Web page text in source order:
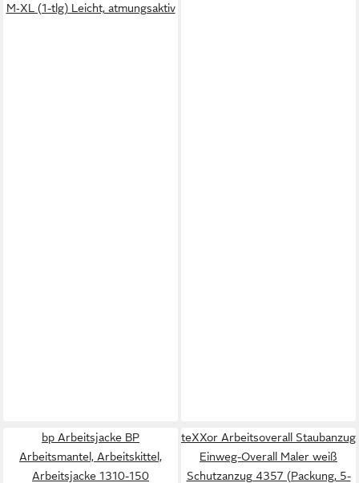
M‑XL (1-tlg) Leicht, atmungsaktiv
bp Arbeitsjacke BP
Arbeitsmantel, Arbeitskittel,
Arbeitsjacke 1310-150
teXXor Arbeitsoverall Staubanzug
Einweg-Overall Maler weiß
Schutzanzug 4357 (Packung, 5-